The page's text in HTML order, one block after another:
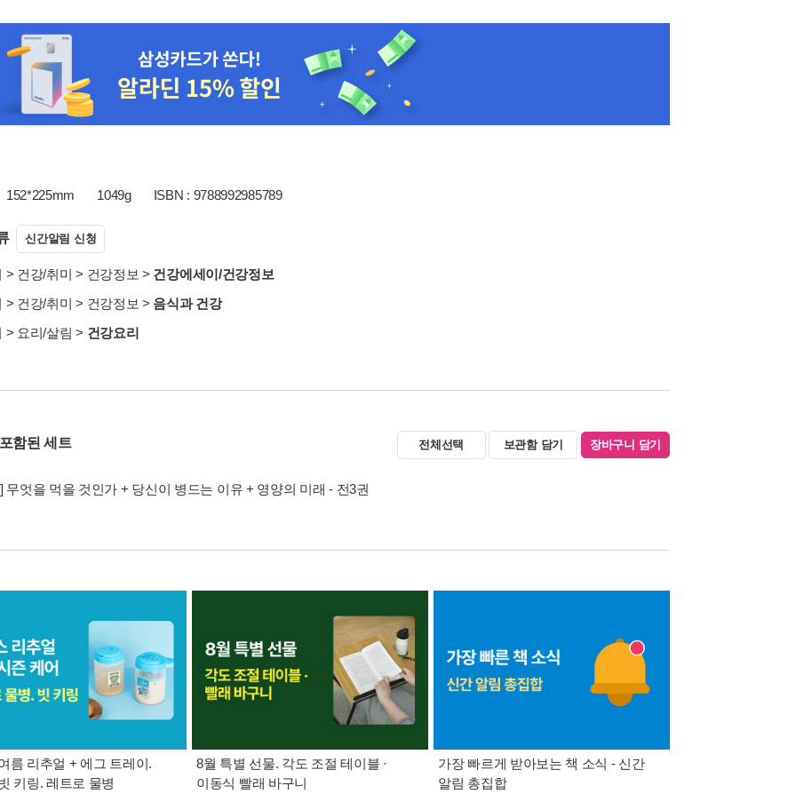
152*225mm 1049g ISBN : 9788992985789
신간알림 신청
> 건강/취미 > 건강정보 > 건강에세이/건강정보
> 건강/취미 > 건강정보 > 음식과 건강
> 요리/살림 > 건강요리
함된 세트 전체선택 보관함 담기 장바구니 담기
무엇을 먹을 것인가 + 당신이 병드는 이유 + 영양의 미래 - 전3권
름 리추얼 + 에그 트레이.
키링. 레트로 물병
8월 특별 선물. 각도 조절 테이블 ·
이동식 빨래 바구니
가장 빠르게 받아보는 책 소식 - 신간
알림 총집합